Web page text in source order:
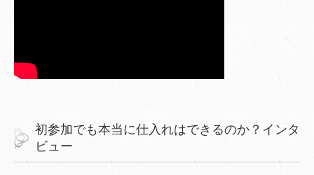
初参加でも本当に仕入れはできるのか？インタ
ビュー